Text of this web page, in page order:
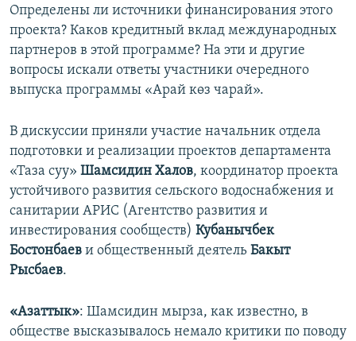
Определены ли источники финансирования этого
проекта? Каков кредитный вклад международных
партнеров в этой программе? На эти и другие
вопросы искали ответы участники очередного
выпуска программы «Арай көз чарай».
В дискуссии приняли участие начальник отдела
подготовки и реализации проектов департамента
«Таза суу» Шамсидин Халов, координатор проекта
устойчивого развития сельского водоснабжения и
санитарии АРИС (Агентство развития и
инвестирования сообществ) Кубанычбек
Бостонбаев и общественный деятель Бакыт
Рысбаев.
«Азаттык»: Шамсидин мырза, как известно, в
обществе высказывалось немало критики по поводу